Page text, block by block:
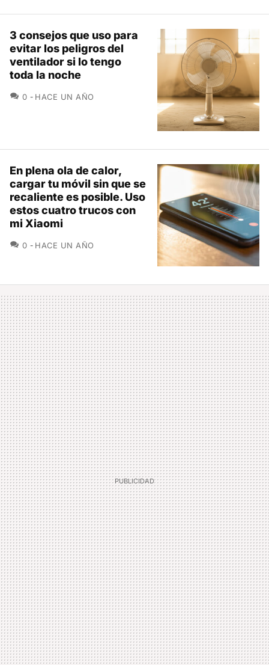
3 consejos que uso para
evitar los peligros del
ventilador si lo tengo
toda la noche
0 COMENTARIOS
HACE UN AÑO
En plena ola de calor,
cargar tu móvil sin que se
recaliente es posible. Uso
estos cuatro trucos con
mi Xiaomi
0 COMENTARIOS
HACE UN AÑO